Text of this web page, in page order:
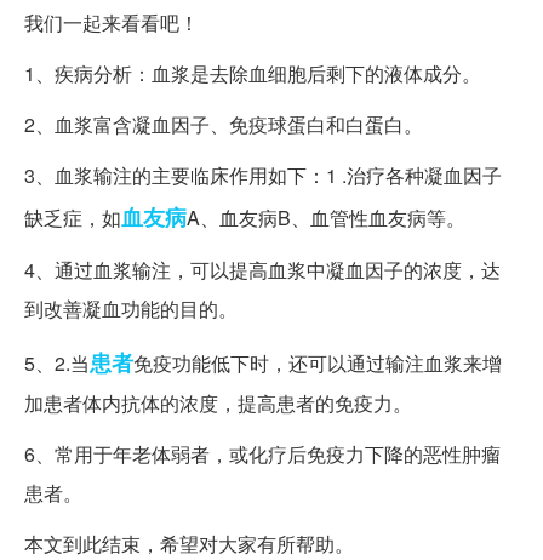
我们一起来看看吧！
1、疾病分析：血浆是去除血细胞后剩下的液体成分。
2、血浆富含凝血因子、免疫球蛋白和白蛋白。
3、血浆输注的主要临床作用如下：1 .治疗各种凝血因子
缺乏症，如血友病A、血友病B、血管性血友病等。
4、通过血浆输注，可以提高血浆中凝血因子的浓度，达
到改善凝血功能的目的。
5、2.当患者免疫功能低下时，还可以通过输注血浆来增
加患者体内抗体的浓度，提高患者的免疫力。
6、常用于年老体弱者，或化疗后免疫力下降的恶性肿瘤
患者。
本文到此结束，希望对大家有所帮助。